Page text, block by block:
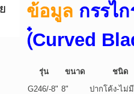
ข้อมูล กรรไ
(๋Curved
รุ่น ขนาด
ชนิด
G246/-8" 8"
ปากโค้ง-ไม่